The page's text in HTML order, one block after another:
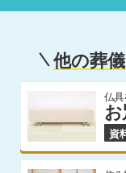
他の葬
仏
資